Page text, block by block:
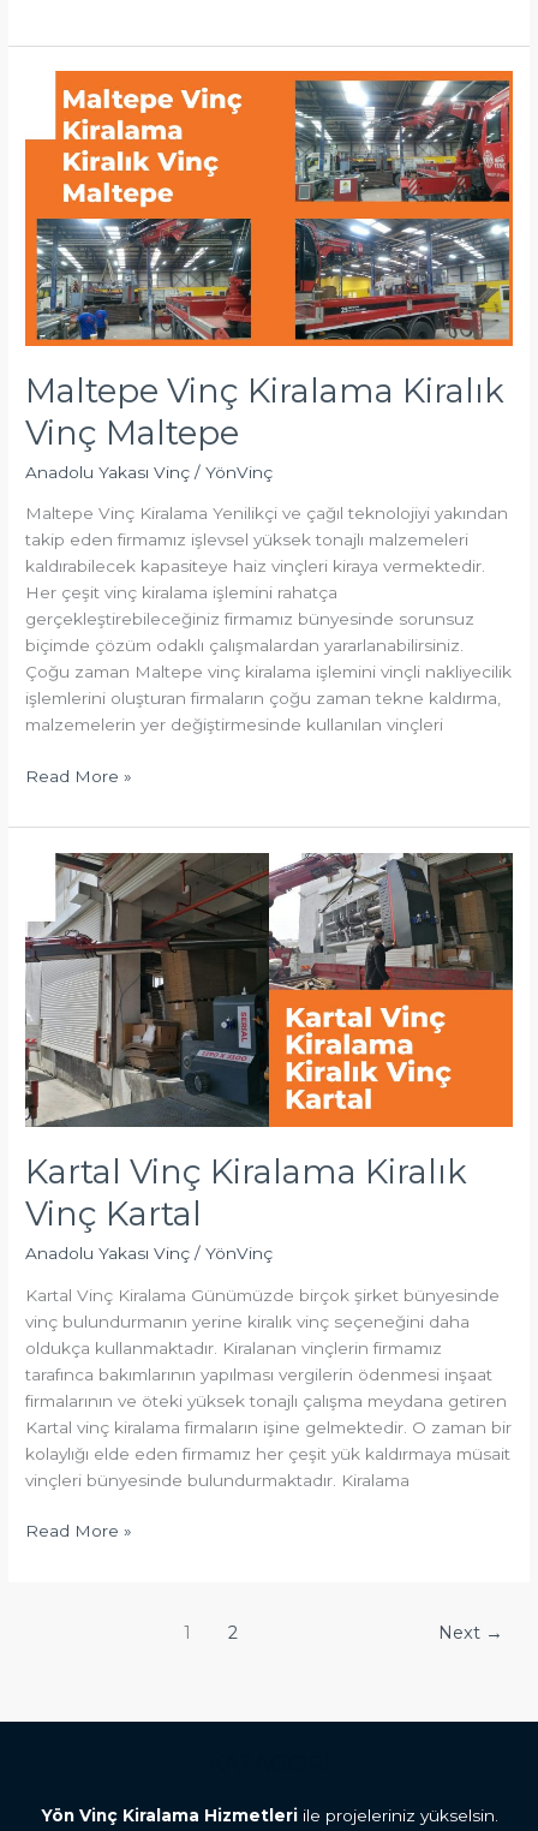
Maltepe Vinç Kiralama Kiralık
Vinç Maltepe
Anadolu Yakası Vinç /YönVinç
Maltepe Vinç Kiralama Yenilikçi ve çağıl teknolojiyi yakından
takip eden firmamız işlevsel yüksek tonajlı malzemeleri
kaldırabilecek kapasiteye haiz vinçleri kiraya vermektedir.
Her çeşit vinç kiralama işlemini rahatça
gerçekleştirebileceğiniz firmamız bünyesinde sorunsuz
biçimde çözüm odaklı çalışmalardan yararlanabilirsiniz.
Çoğu zaman Maltepe vinç kiralama işlemini vinçli nakliyecilik
işlemlerini oluşturan firmaların çoğu zaman tekne kaldırma,
malzemelerin yer değiştirmesinde kullanılan vinçleri
Maltepe
Kiralama
Kiralık
Maltepe
Read More »
Kartal Vinç Kiralama Kiralık
Vinç Kartal
Anadolu Yakası Vinç /YönVinç
Kartal Vinç Kiralama Günümüzde birçok şirket bünyesinde
vinç bulundurmanın yerine kiralık vinç seçeneğini daha
oldukça kullanmaktadır. Kiralanan vinçlerin firmamız
tarafınca bakımlarının yapılması vergilerin ödenmesi inşaat
firmalarının ve öteki yüksek tonajlı çalışma meydana getiren
Kartal vinç kiralama firmaların işine gelmektedir. O zaman bir
kolaylığı elde eden firmamız her çeşit yük kaldırmaya müsait
vinçleri bünyesinde bulundurmaktadır. Kiralama
Kartal
Vinç
Kiralama
Kiralık
Vinç
Kartal
Read More »
1 2 Next →
Yön Vinç Kiralama Hizmetleriile projeleriniz yükselsin.